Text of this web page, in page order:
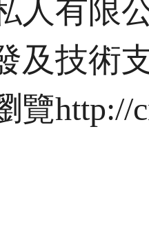
人有限
及技術
覽http://